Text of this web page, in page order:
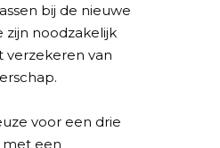
bij de nieuwe
zijn noodzakelijk
verzekeren van
voor een drie
een